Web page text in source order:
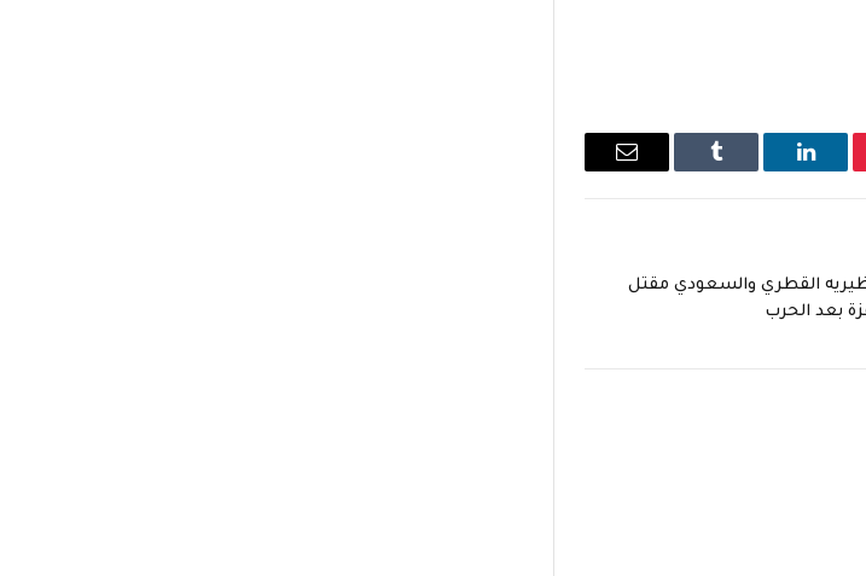
لينكدإن Tumblr
البريد
القطري والسعودي مقتل
بعد الحرب